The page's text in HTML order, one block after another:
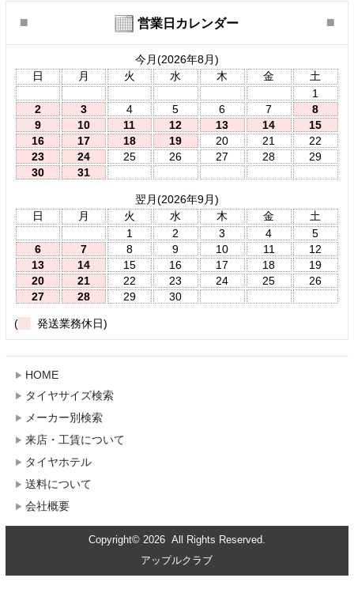
営業日カレンダー
今月(2026年8月)
日
月 火 水 木 金
土
1
2
3 4 5 6 7
8
9
10 11 12 13 14
15
16
17 18 19 20 21
22
23
24 25 26 27 28
29
30
31
翌月(2026年9月)
日
月 火 水 木 金
土
1
2 3 4
5
6
7 8 9 10 11
12
13
14 15 16 17 18
19
20
21 22 23 24 25
26
27
28 29 30
( 発送業務休日)
HOME
タイヤサイズ検索
メーカー別検索
来店・工賃について
タイヤホテル
送料について
会社概要
Copyright© 2026 All Rights Reserved.
アップルクラブ